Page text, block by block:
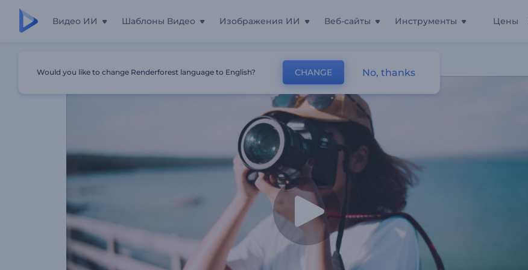
Видео ИИ Шаблоны Видео Изображения ИИ Веб-сайты Инструменты Цены
Would you like to change Renderforest language to English? CHANGE No, thanks